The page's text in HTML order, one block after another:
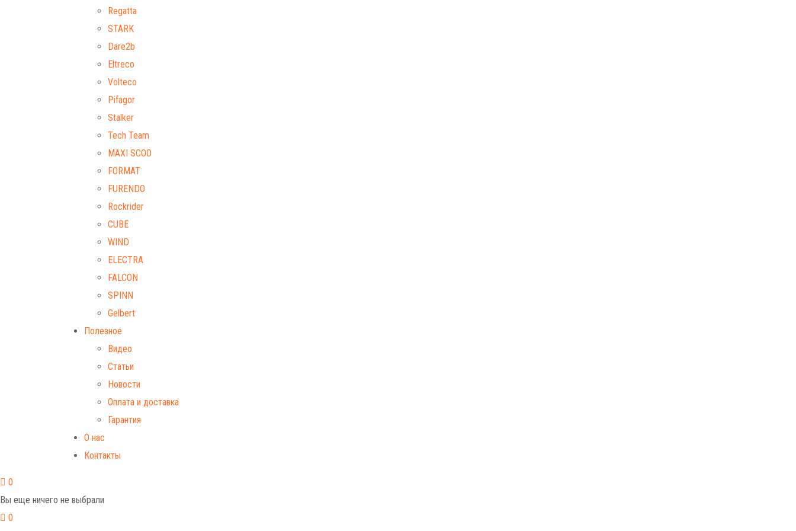
Regatta
STARK
Dare2b
Eltreco
Volteco
Pifagor
Stalker
Tech Team
MAXI SCOO
FORMAT
FURENDO
Rockrider
CUBE
WIND
ELECTRA
FALCON
SPINN
Gelbert
Полезное
Видео
Статьи
Новости
Оплата и доставка
Гарантия
О нас
Контакты
0
Вы еще ничего не выбрали
0